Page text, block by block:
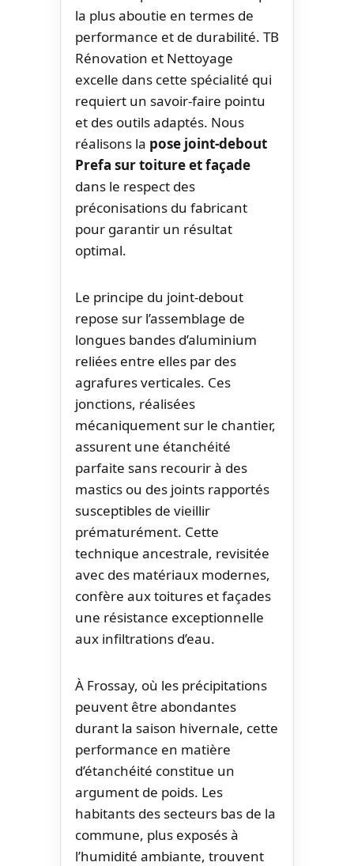
la plus aboutie en termes de
performance et de durabilité. TB
Rénovation et Nettoyage
excelle dans cette spécialité qui
requiert un savoir-faire pointu
et des outils adaptés. Nous
réalisons la pose joint-debout
Prefa sur toiture et façade
dans le respect des
préconisations du fabricant
pour garantir un résultat
optimal.
Le principe du joint-debout
repose sur l’assemblage de
longues bandes d’aluminium
reliées entre elles par des
agrafures verticales. Ces
jonctions, réalisées
mécaniquement sur le chantier,
assurent une étanchéité
parfaite sans recourir à des
mastics ou des joints rapportés
susceptibles de vieillir
prématurément. Cette
technique ancestrale, revisitée
avec des matériaux modernes,
confère aux toitures et façades
une résistance exceptionnelle
aux infiltrations d’eau.
À Frossay, où les précipitations
peuvent être abondantes
durant la saison hivernale, cette
performance en matière
d’étanchéité constitue un
argument de poids. Les
habitants des secteurs bas de la
commune, plus exposés à
l’humidité ambiante, trouvent